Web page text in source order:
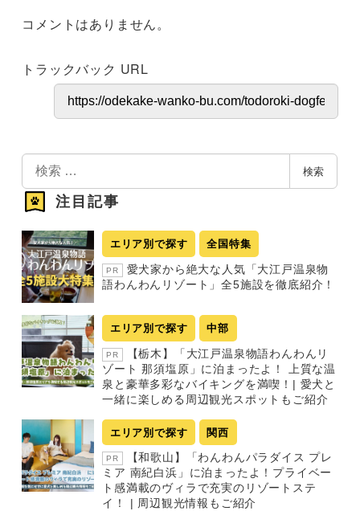
コメントはありません。
トラックバック URL
索
検索
注目記事
エリア別で探す 全国特集
PR
愛犬家から絶大な人気「大江戸温泉物
語わんわんリゾート」全5施設を徹底紹介！
エリア別で探す 中部
PR
【栃木】「大江戸温泉物語わんわんリ
ゾート 那須塩原」に泊まったよ！ 上質な温
泉と豪華多彩なバイキングを満喫！| 愛犬と
一緒に楽しめる周辺観光スポットもご紹介
エリア別で探す 関西
PR
【和歌山】「わんわんパラダイス プレ
ミア 南紀白浜」に泊まったよ！プライベー
ト感満載のヴィラで充実のリゾートステ
イ！ | 周辺観光情報もご紹介